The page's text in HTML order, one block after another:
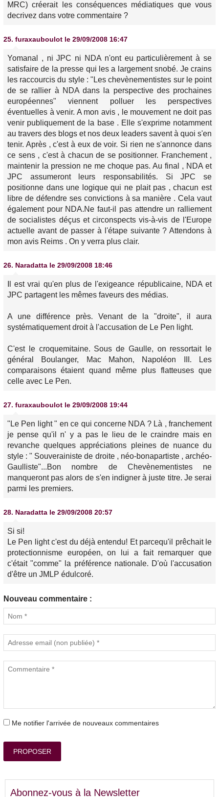
MRC) créerait les conséquences médiatiques que vous
decrivez dans votre commentaire ?
25. furaxauboulot le 29/09/2008 16:47
Yomanal , ni JPC ni NDA n'ont eu particulièrement à se
satisfaire de la presse qui les a largement snobé. Je crains
les raccourcis du style : "Les chevènementistes sur le point
de se rallier à NDA dans la perspective des prochaines
européennes" viennent polluer les perspectives
éventuelles à venir. A mon avis , le mouvement ne doit pas
venir publiquement de la base . Elle s'exprime notamment
au travers des blogs et nos deux leaders savent à quoi s'en
tenir. Après , c'est à eux de voir. Si rien ne s'annonce dans
ce sens , c'est à chacun de se positionner. Franchement ,
maintenir la pression ne me choque pas. Au final , NDA et
JPC assumeront leurs responsabilités. Si JPC se
positionne dans une logique qui ne plait pas , chacun est
libre de défendre ses convictions à sa manière . Cela vaut
également pour NDA.Ne faut-il pas attendre un ralliement
de socialistes déçus et circonspects vis-à-vis de l'Europe
actuelle avant de passer à l'étape suivante ? Attendons à
mon avis Reims . On y verra plus clair.
26. Naradatta le 29/09/2008 18:46
Il est vrai qu'en plus de l'exigeance républicaine, NDA et
JPC partagent les mêmes faveurs des médias.
A une différence près. Venant de la "droite", il aura
systématiquement droit à l'accusation de Le Pen light.
C'est le croquemitaine. Sous de Gaulle, on ressortait le
général Boulanger, Mac Mahon, Napoléon III. Les
comparaisons étaient quand même plus flatteuses que
celle avec Le Pen.
27. furaxauboulot le 29/09/2008 19:44
"Le Pen light " en ce qui concerne NDA ? Là , franchement
je pense qu'il n' y a pas le lieu de le craindre mais en
revanche quelques appréciations pleines de nuance du
style : " Souverainiste de droite , néo-bonapartiste , archéo-
Gaulliste"...Bon nombre de Chevènementistes ne
manqueront pas alors de s'en indigner à juste titre. Je serai
parmi les premiers.
28. Naradatta le 29/09/2008 20:57
Si si!
Le Pen light c'est du déjà entendu! Et parcequ'il prêchait le
protectionnisme européen, on lui a fait remarquer que
c'était "comme" la préférence nationale. D'où l'accusation
d'être un JMLP édulcoré.
Nouveau commentaire :
Me notifier l'arrivée de nouveaux commentaires
PROPOSER
Abonnez-vous à la Newsletter